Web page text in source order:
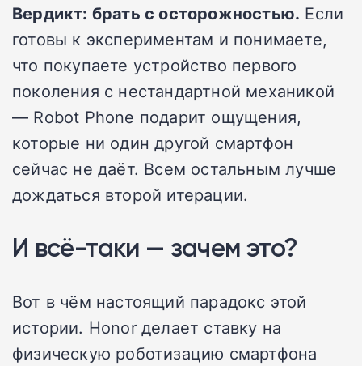
Вердикт: брать с осторожностью. Если
готовы к экспериментам и понимаете,
что покупаете устройство первого
поколения с нестандартной механикой
— Robot Phone подарит ощущения,
которые ни один другой смартфон
сейчас не даёт. Всем остальным лучше
дождаться второй итерации.
И всё-таки — зачем это?
Вот в чём настоящий парадокс этой
истории. Honor делает ставку на
физическую роботизацию смартфона